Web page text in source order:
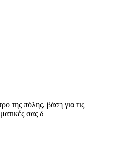
της πόλης, βάση για τις
σας δ